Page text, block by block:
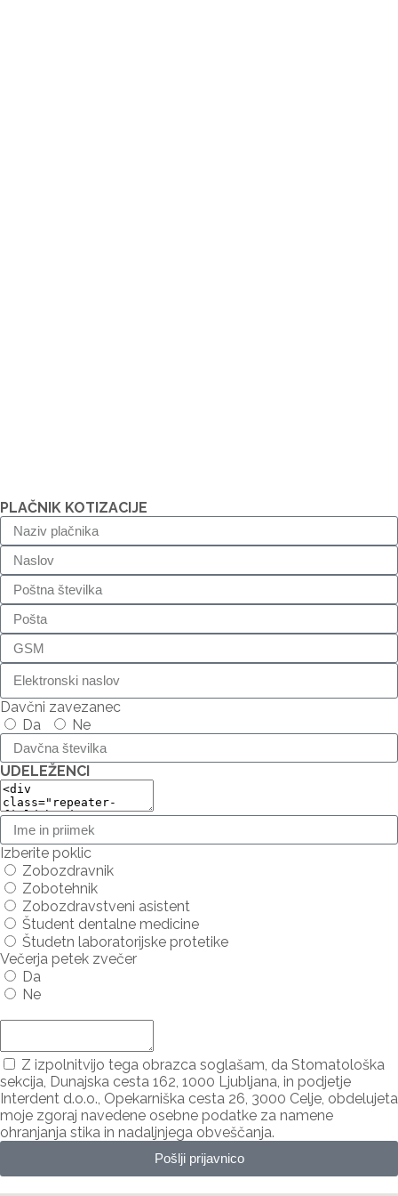
PLAČNIK KOTIZACIJE
Davčni zavezanec
Da
Ne
UDELEŽENCI
Izberite poklic
Zobozdravnik
Zobotehnik
Zobozdravstveni asistent
Študent dentalne medicine
Študetn laboratorijske protetike
Večerja petek zvečer
Da
Ne
Z izpolnitvijo tega obrazca soglašam, da Stomatološka
sekcija, Dunajska cesta 162, 1000 Ljubljana, in podjetje
Interdent d.o.o., Opekarniška cesta 26, 3000 Celje, obdelujeta
moje zgoraj navedene osebne podatke za namene
ohranjanja stika in nadaljnjega obveščanja.
Pošlji prijavnico